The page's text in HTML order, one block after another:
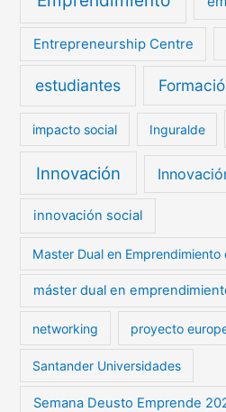
Entrepreneurship Centre
estudiantes
impacto social Inguralde
Innovación
innovación social
Master Dual en Emprendimiento
máster dual en
networking proyecto
Santander Universidades
Semana Deusto Emprende